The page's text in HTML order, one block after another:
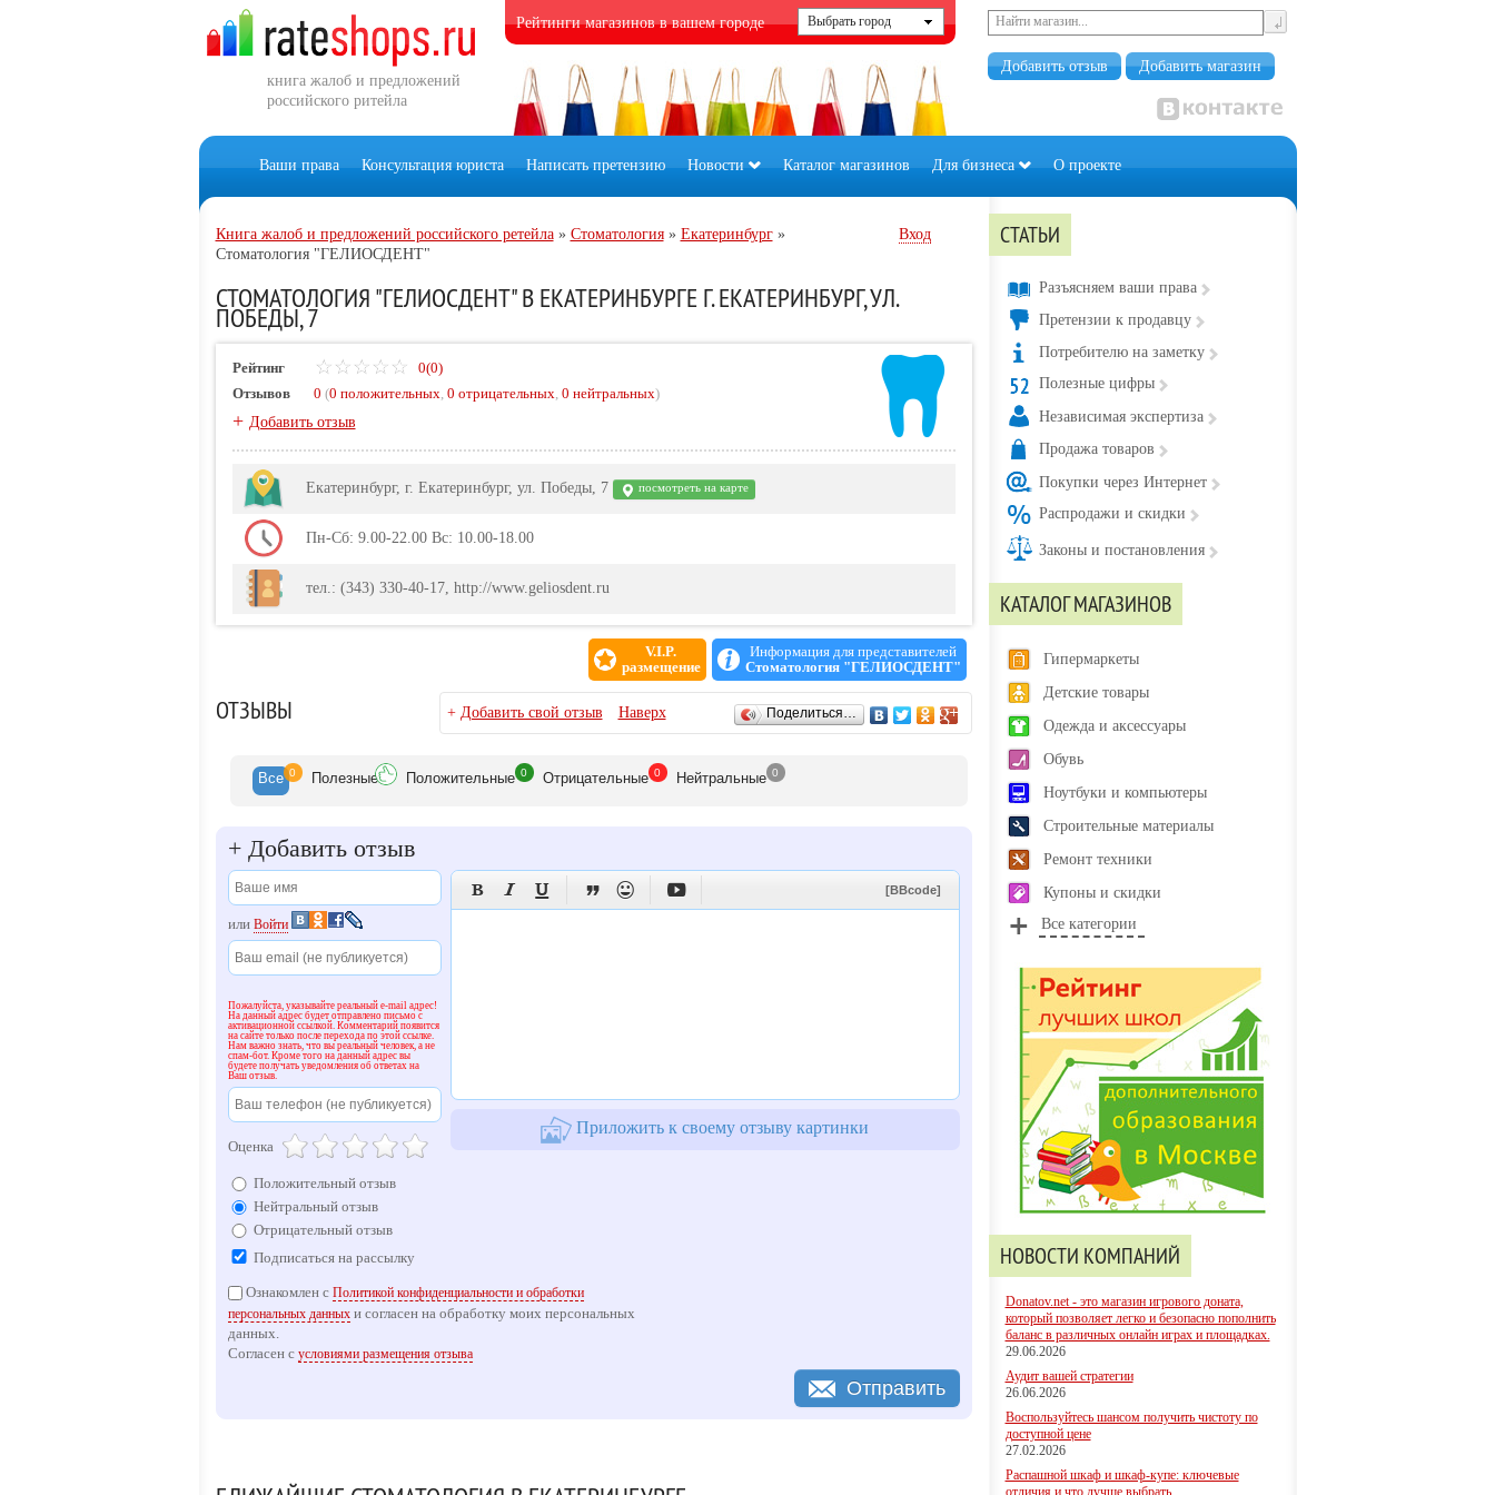
книга жалоб и предложений
российского ритейла
Рейтинги магазинов в вашем городе
Добавить отзыв Добавить магазин
Ваши права Консультация юриста Написать претензию Новости Каталог магазинов Для бизнеса О проекте
Книга жалоб и предложений российского ретейла» Стоматология» Екатеринбург»
Стоматология "ГЕЛИОСДЕНТ"
Вход
СТОМАТОЛОГИЯ "ГЕЛИОСДЕНТ" В ЕКАТЕРИНБУРГЕ Г. ЕКАТЕРИНБУРГ, УЛ.
ПОБЕДЫ, 7
Рейтинг
0(0)
Отзывов
0 (0 положительных, 0 отрицательных, 0 нейтральных)
+ Добавить отзыв
Екатеринбург, г. Екатеринбург, ул. Победы, 7 посмотреть на карте
Пн-Сб: 9.00-22.00 Вс: 10.00-18.00
тел.: (343) 330-40-17, http://www.geliosdent.ru
V.I.P.
размещение
Информация для представителей
Стоматология "ГЕЛИОСДЕНТ"
ОТЗЫВЫ + Добавить свой отзыв Наверх Поделиться…
Все 0 Полезные Положительные 0 Отрицательные 0 Нейтральные 0
+Добавить отзыв
или Войти
Пожалуйста, указывайте реальный e-mail адрес!
На данный адрес будет отправлено письмо с
активационной ссылкой. Комментарий появится
на сайте только после перехода по этой ссылке.
Нам важно знать, что вы реальный человек, а не
спам-бот. Кроме того на данный адрес вы
будете получать уведомления об ответах на
Ваш отзыв.
Оценка
Положительный отзыв
Нейтральный отзыв
Отрицательный отзыв
Подписаться на рассылку
      [BBcode]
Приложить к своему отзыву картинки
Ознакомлен с Политикой конфиденциальности и обработки
персональных данныхи согласен на обработку моих персональных
данных.
Согласен с условиями размещения отзыва
Отправить
СТАТЬИ
Разъясняем ваши права
Претензии к продавцу
Потребителю на заметку
Полезные цифры
Независимая экспертиза
Продажа товаров
Покупки через Интернет
Распродажи и скидки
Законы и постановления
КАТАЛОГ МАГАЗИНОВ
Гипермаркеты
Детские товары
Одежда и аксессуары
Обувь
Ноутбуки и компьютеры
Строительные материалы
Ремонт техники
Купоны и скидки
Все категории
НОВОСТИ КОМПАНИЙ
Donatov.net - это магазин игрового доната,
который позволяет легко и безопасно пополнить
баланс в различных онлайн играх и площадках.
29.06.2026
Аудит вашей стратегии
26.06.2026
Воспользуйтесь шансом получить чистоту по
доступной цене
27.02.2026
Распашной шкаф и шкаф-купе: ключевые
отличия и что лучше выбрать